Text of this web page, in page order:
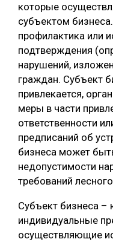
которые
субъектом
профилактика или
подтверждения
нарушений,
граждан. Субъект
привлекается,
меры в части
ответственности
предписаний об
бизнеса может
недопустимости
требований
Субъект бизнеса –
индивидуальные
осуществляющие